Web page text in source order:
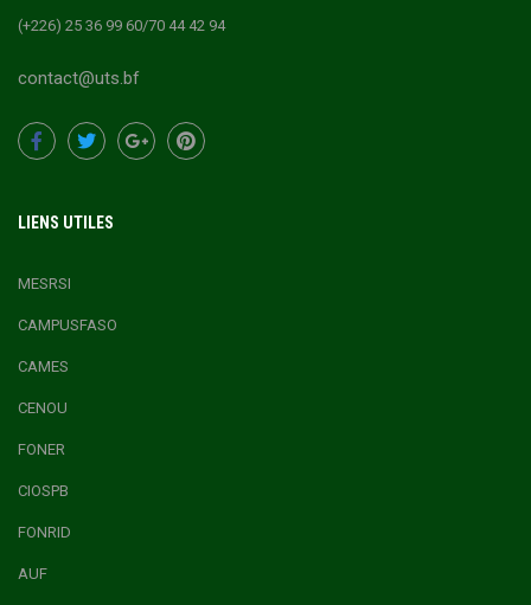
(+226) 25 36 99 60/70 44 42 94
contact@uts.bf
LIENS UTILES
MESRSI
CAMPUSFASO
CAMES
CENOU
FONER
CIOSPB
FONRID
AUF